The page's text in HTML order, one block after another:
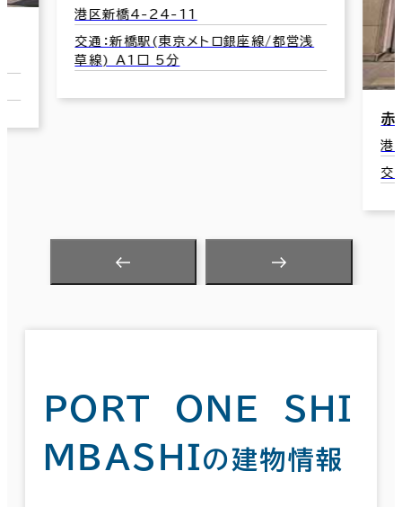
港区新橋4-24-11
交通：新橋駅(東京メトロ銀座線/都営浅
草線) A1口 5分
赤
港
交
ＰＯＲＴ ＯＮＥ ＳＨＩ
ＭＢＡＳＨＩの建物情報